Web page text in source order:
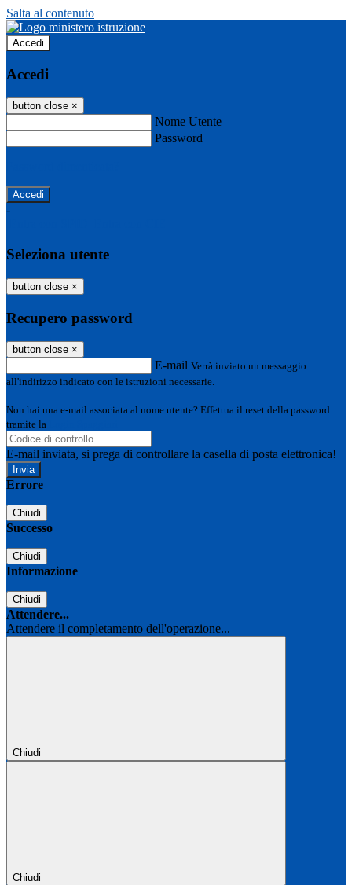
Salta al contenuto
Accedi
Accedi
button close ×
Nome Utente
Password
-
Seleziona utente
button close ×
Recupero password
button close ×
E-mail Verrà inviato un messaggio
all'indirizzo indicato con le istruzioni necessarie.
Non hai una e-mail associata al nome utente? Effettua il reset della password
tramite la
E-mail inviata, si prega di controllare la casella di posta elettronica!
Errore
Chiudi
Successo
Chiudi
Informazione
Chiudi
Attendere...
Attendere il completamento dell'operazione...
Chiudi
Chiudi